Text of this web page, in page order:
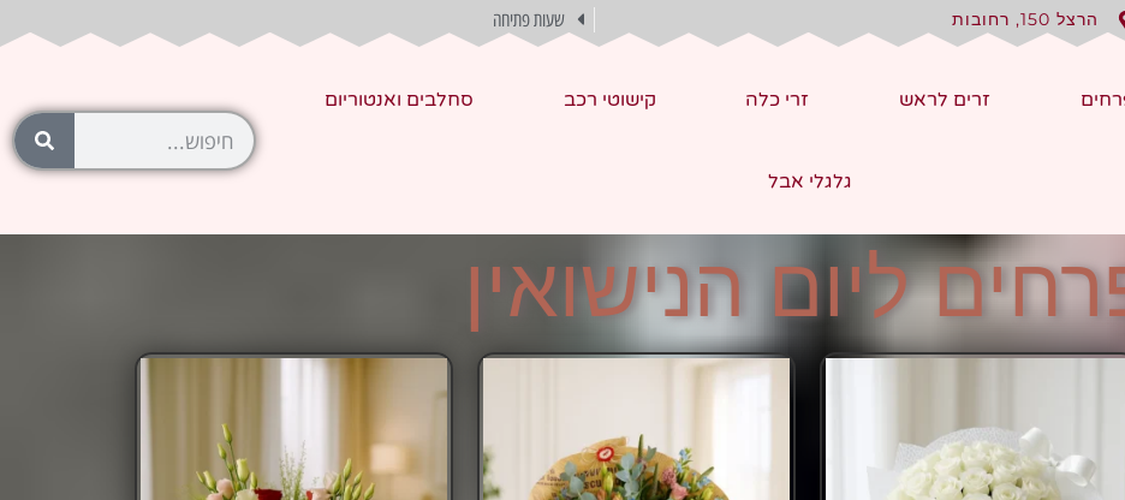
הרצל 150, רחובות שעות פתיחה
זרים לראש זרי כלה קישוטי רכב סחלבים ואנטוריום
גלגלי אבל
ליום הנישואין